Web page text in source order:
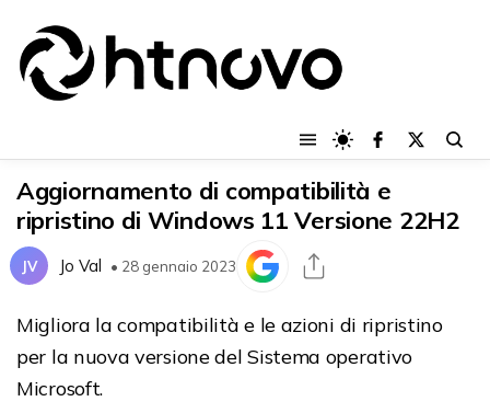
Aggiornamento di compatibilità e
ripristino di Windows 11 Versione 22H2
JV Jo Val • 28 gennaio 2023
Migliora la compatibilità e le azioni di ripristino
per la nuova versione del Sistema operativo
Microsoft.